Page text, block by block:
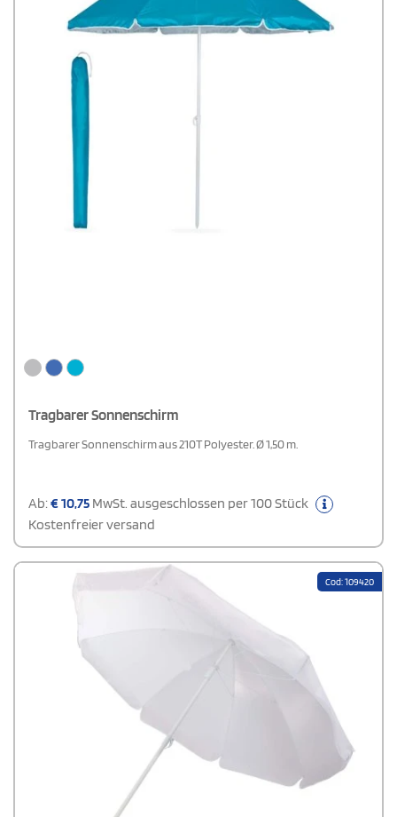
Tragbarer Sonnenschirm
Tragbarer Sonnenschirm aus 210T Polyester. Ø 1,50 m.
Ab:€10,75 MwSt. ausgeschlossen per 100 Stück
Kostenfreier versand
Cod: 109420